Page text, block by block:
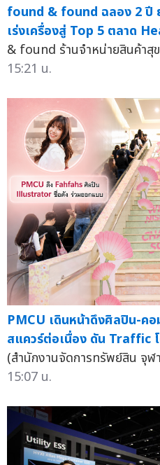
found & found ฉลอง 2 ปี
เร่งเครื่องสู่ Top 5 ตลาด
& found ร้านจำหน่ายสินค้าสุ
15:21 น.
PMCU เดินหน้าดึงศิลปิน-ค
สแควร์ต่อเนื่อง ดัน Traffic
(สำนักงานจัดการทรัพย์สิน จุฬ
15:07 น.